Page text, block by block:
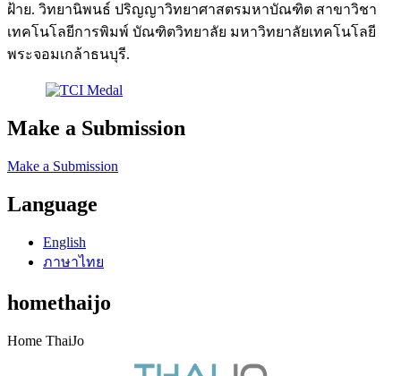
ฝ้าย. วิทยานิพนธ์ ปริญญาวิทยาศาสตรมหาบัณฑิต สาขาวิชา
เทคโนโลยีการพิมพ์ บัณฑิตวิทยาลัย มหาวิทยาลัยเทคโนโลยี
พระจอมเกล้าธนบุรี.
Make a Submission
Make a Submission
Language
English
ภาษาไทย
homethaijo
Home ThaiJo